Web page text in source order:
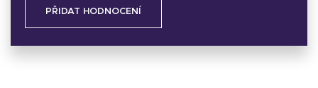
PŘIDAT HODNOCENÍ